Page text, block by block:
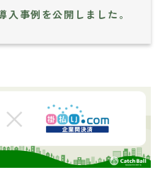
事例を公開しました。